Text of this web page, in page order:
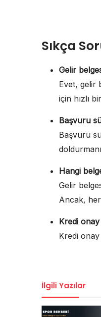
Sıkça
Gelir
Evet, gelir
için hızlı
Başvuru
Başvuru
Hangi
Gelir
Ancak,
Kredi
Kredi
İlgili Yazılar